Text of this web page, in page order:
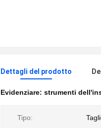
Dettagli del prodotto
Evidenziare: strumenti
Tipo: